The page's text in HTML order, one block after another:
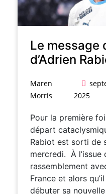
Le message
d’Adrien
Maren
Morris
2025
Pour la première
départ
Rabiot est sorti de
mercredi. À l’issue
rassemblement
France et alors
débuter sa nouvelle